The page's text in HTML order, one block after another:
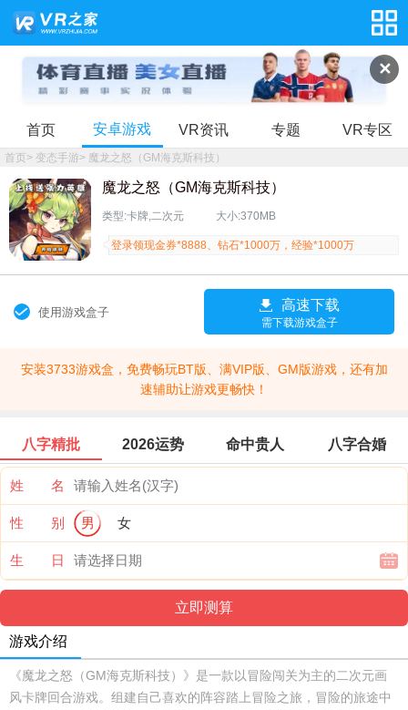
✕
首页 安卓游戏 VR资讯 专题 VR专区
首页> 变态手游> 魔龙之怒（GM海克斯科技）
魔龙之怒（GM海克斯科技）
类型:卡牌,二次元 大小:370MB
登录领现金券*8888、钻石*1000万，经验*1000万
使用游戏盒子 高速下载
需下载游戏盒子
安装3733游戏盒，免费畅玩BT版、满VIP版、GM版游戏，还有加
速辅助让游戏更畅快！
八字精批 2026运势 命中贵人 八字合婚
姓 名
性 别 男 女
生 日
游戏介绍
《魔龙之怒（GM海克斯科技）》是一款以冒险闯关为主的二次元画
风卡牌回合游戏。组建自己喜欢的阵容踏上冒险之旅，冒险的旅途中